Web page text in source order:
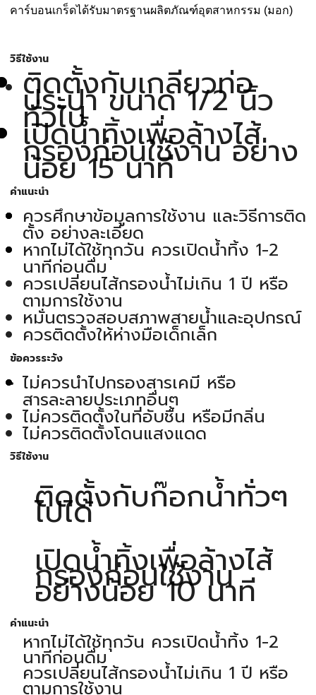
คาร์บอนเกร็ดได้รับมาตรฐานผลิตภัณฑ์อุตสาหกรรม (มอก)
วิธีใช้งาน
ติดตั้งกับเกลียวท่อ
ประปา ขนาด 1/2 นิ้ว
ทั่วไป
เปิดน้ำทิ้งเพื่อล้างไส้
กรองก่อนใช้งาน อย่าง
น้อย 15 นาที
คำแนะนำ
ควรศึกษาข้อมูลการใช้งาน และวิธีการติด
ตั้ง อย่างละเอียด
หากไม่ได้ใช้ทุกวัน ควรเปิดน้ำทิ้ง 1-2
นาทีก่อนดื่ม
ควรเปลี่ยนไส้กรองน้ำไม่เกิน 1 ปี หรือ
ตามการใช้งาน
หมั่นตรวจสอบสภาพสายน้ำและอุปกรณ์
ควรติดตั้งให้ห่างมือเด็กเล็ก
ข้อควรระวัง
ไม่ควรนำไปกรองสารเคมี หรือ
สารละลายประเภทอื่นๆ
ไม่ควรติดตั้งในที่อับชื้น หรือมีกลิ่น
ไม่ควรติดตั้งโดนแสงแดด
วิธีใช้งาน
ติดตั้งกับก๊อกน้ำทั่วๆ
ไปได้
เปิดน้ำทิ้งเพื่อล้างไส้
กรองก่อนใช้งาน
อย่างน้อย 10 นาที
คำแนะนำ
หากไม่ได้ใช้ทุกวัน ควรเปิดน้ำทิ้ง 1-2
นาทีก่อนดื่ม
ควรเปลี่ยนไส้กรองน้ำไม่เกิน 1 ปี หรือ
ตามการใช้งาน